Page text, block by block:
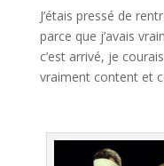
J’étais pressé de
parce que j’avais
c’est arrivé, je
vraiment content et